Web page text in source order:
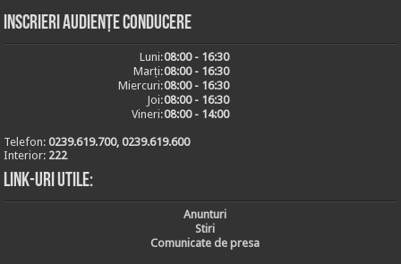
Inscrieri audiențe conducere
Luni:08:00 - 16:30
Marți:08:00 - 16:30
Miercuri:08:00 - 16:30
Joi:08:00 - 16:30
Vineri:08:00 - 14:00
Telefon:0239.619.700, 0239.619.600
Interior: 222
Link-uri utile:
Anunturi
Stiri
Comunicate de presa